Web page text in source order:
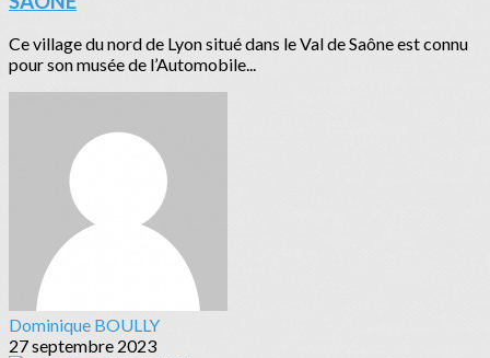
Ce village du nord de Lyon situé dans le Val de Saône est connu
pour son musée de l’Automobile...
Dominique BOULLY
27 septembre 2023